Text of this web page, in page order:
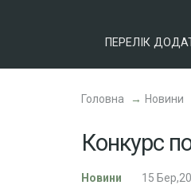
ПЕРЕЛІК
Головна → Новини
Конкурс
Новини 15